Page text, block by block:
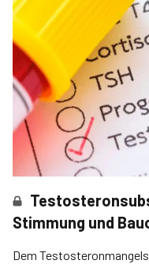
Stimmung und
Dem